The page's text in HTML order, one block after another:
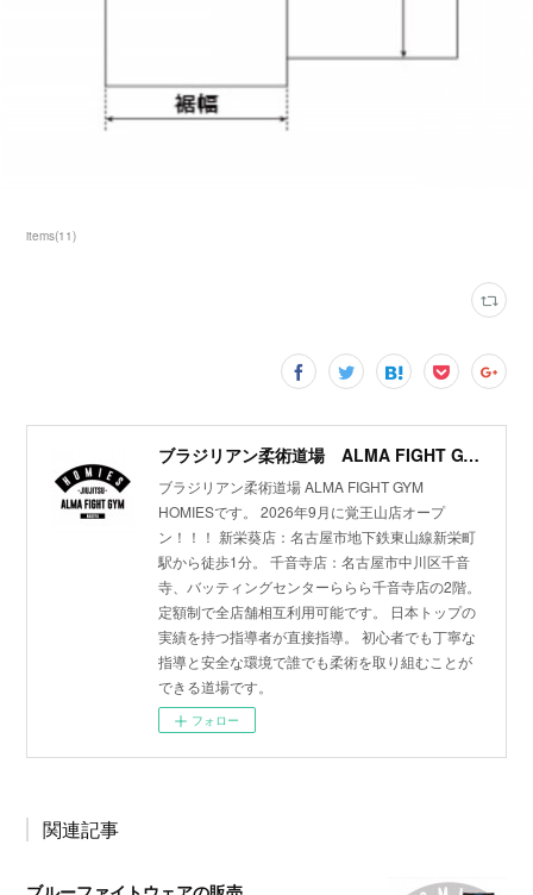
items(11)
ブラジリアン柔術道場 ALMA FIGHT GYM HOMIES(ホーミーズ)
ブラジリアン柔術道場 ALMA FIGHT GYM
HOMIESです。 2026年9月に覚王山店オープ
ン！！！ 新栄葵店：名古屋市地下鉄東山線新栄町
駅から徒歩1分。 千音寺店：名古屋市中川区千音
寺、バッティングセンターららら千音寺店の2階。
定額制で全店舗相互利用可能です。 日本トップの
実績を持つ指導者が直接指導。 初心者でも丁寧な
指導と安全な環境で誰でも柔術を取り組むことが
できる道場です。
フォロー
関連記事